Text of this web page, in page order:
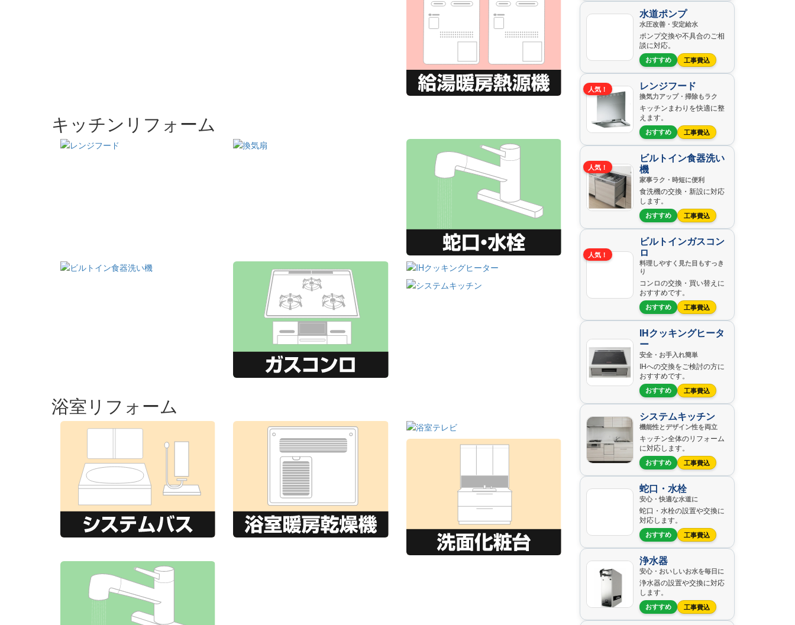
キッチンリフォーム
浴室リフォーム
水道ポンプ
水圧改善・安定給水
ポンプ交換や不具合のご相
談に対応。
おすすめ 工事費込
人気！ レンジフード
換気力アップ・掃除もラク
キッチンまわりを快適に整
えます。
おすすめ 工事費込
人気！
ビルトイン食器洗い
機
家事ラク・時短に便利
食洗機の交換・新設に対応
します。
おすすめ 工事費込
人気！
ビルトインガスコン
ロ
料理しやすく見た目もすっき
り
コンロの交換・買い替えに
おすすめです。
おすすめ 工事費込
IHクッキングヒータ
ー
安全・お手入れ簡単
IHへの交換をご検討の方に
おすすめです。
おすすめ 工事費込
システムキッチン
機能性とデザイン性を両立
キッチン全体のリフォーム
に対応します。
おすすめ 工事費込
蛇口・水栓
安心・快適な水道に
蛇口・水栓の設置や交換に
対応します。
おすすめ 工事費込
浄水器
安心・おいしいお水を毎日に
浄水器の設置や交換に対応
します。
おすすめ 工事費込